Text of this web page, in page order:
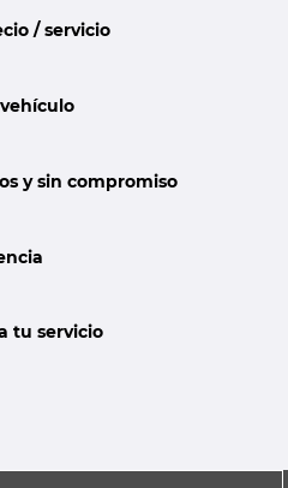
/ servicio
y sin compromiso
tu servicio